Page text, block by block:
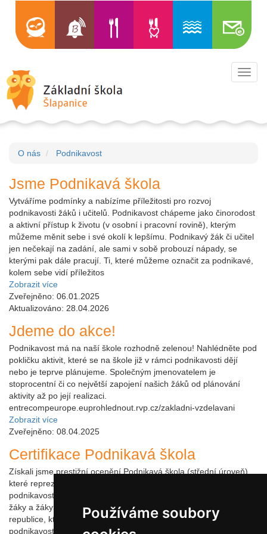
Používáme soubory
O nás Podnikavost
Jsme Podnikavá škola
Vytváříme podmínky a nabízíme příležitosti pro rozvoj
podnikavosti žáků i učitelů. Podnikavost chápeme jako činorodost
a aktivní přístup k životu (v osobní i pracovní rovině), kterým
můžeme měnit sebe i své okolí k lepšímu. Podnikavý žák či učitel
jen nečekají na zadání, ale sami v sobě probouzí nápady, se
kterými pak dále pracují. Ti, které můžeme označit za podnikavé,
kolem sebe vidí příležitos
Zobrazit více
Zveřejněno: 06.01.2025
Aktualizováno: 28.04.2026
Jdeme do akce!
Podnikavost má na naší škole rozhodně zelenou! Nahlédněte pod
pokličku aktivit, které se na škole již v rámci podnikavosti dějí
nebo je teprve plánujeme. Společným jmenovatelem je
stoprocentní či co největší zapojení našich žáků od plánování
aktivity až po její realizaci.
entrecompeurope.euprohlednout.rvp.cz/zakladni-vzdelavani
Zobrazit více
Zveřejněno: 08.04.2025
Certifikace Podnikavá škola
Získali jsme prestižní ocenění Podnikavá škola (střední úroveň),
které reprezentuje aktivní celoškolní přístup k rozvoji výchovy k
podnikavosti a je dokladem toho, že škola efektivně připravuje své
žáky a žákyně pro život ve 21. století. Jsme 2. základní školou v
republice, která této úrovně dosáhla. A co se vlastně pod slovem
podnikavost skrývá? Podnikavost je sada dovedností potřebných